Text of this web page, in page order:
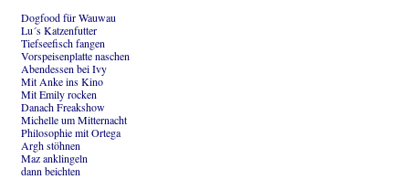
Dogfood für Wauwau
Lu´s Katzenfutter
Tiefseefisch fangen
Vorspeisenplatte naschen
Abendessen bei Ivy
Mit Anke ins Kino
Mit Emily rocken
Danach Freakshow
Michelle um Mitternacht
Philosophie mit Ortega
Argh stöhnen
Maz anklingeln
dann beichten